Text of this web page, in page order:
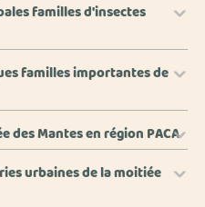
familles d'insectes
familles importantes de
Mantes en région PACA
urbaines de la moitiée